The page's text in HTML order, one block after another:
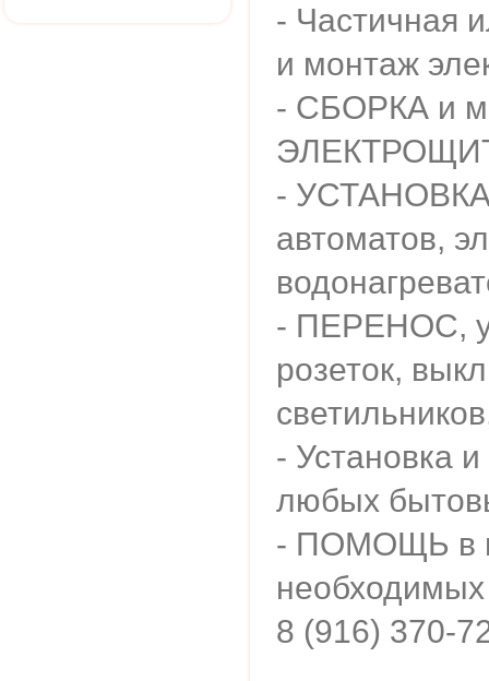
- Частичная
и монтаж
- СБОРКА и
-
автоматов,
- ПЕРЕНОС,
розеток,
-
любых
- ПОМОЩЬ в
8 (916) 370-